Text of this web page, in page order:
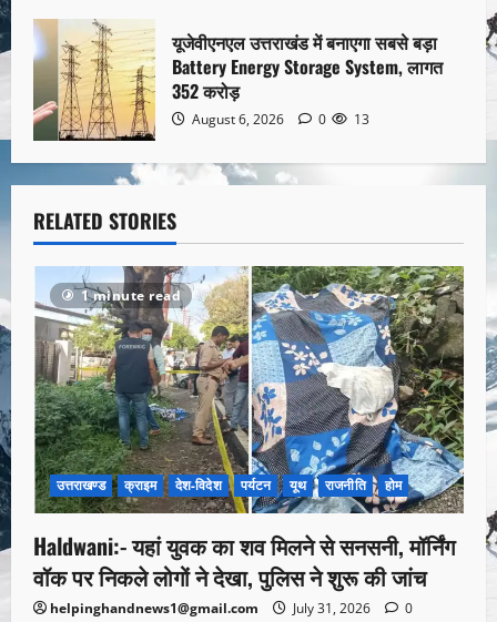
यूजेवीएनएल उत्तराखंड में बनाएगा सबसे बड़ा
Battery Energy Storage System, लागत
352 करोड़
August 6, 2026 0 13
RELATED STORIES
1 minute read
उत्तराखण्ड क्राइम देश-विदेश पर्यटन यूथ राजनीति होम
Haldwani:- यहां युवक का शव मिलने से सनसनी, मॉर्निंग
वॉक पर निकले लोगों ने देखा, पुलिस ने शुरू की जांच
helpinghandnews1@gmail.com July 31, 2026
0